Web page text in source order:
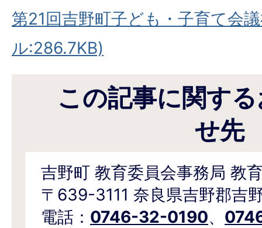
第21回吉野町子ども・子育て会
ル:286.7KB)
この記事に関す
せ先
吉野町 教育委員会事務局 教
〒639-3111 奈良県吉野郡吉
電話： 0746-32-0190、